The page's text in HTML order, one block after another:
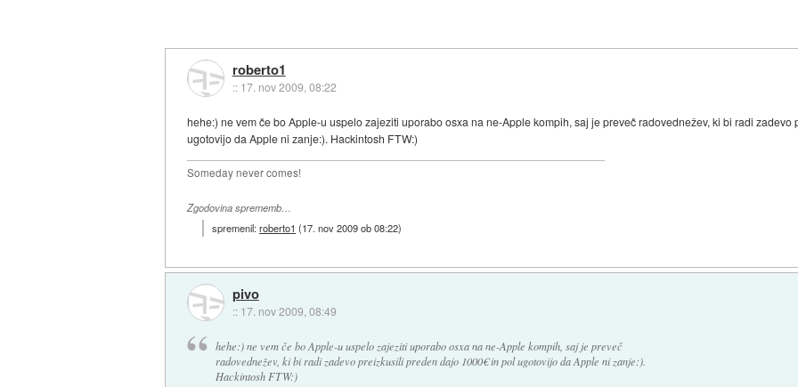
roberto1
:: 17. nov 2009, 08:22
hehe:) ne vem če bo Apple-u uspelo zajeziti uporabo osxa na ne-Apple kompih, saj je preveč radovednežev, ki bi radi
ugotovijo da Apple ni zanje:). Hackintosh FTW:)
Someday never comes!
Zgodovina sprememb…
spremenil:roberto1 (17. nov 2009 ob 08:22)
pivo
:: 17. nov 2009, 08:49
hehe:) ne vem če bo Apple-u uspelo zajeziti uporabo osxa na ne-Apple kompih, saj je preveč
radovednežev, ki bi radi zadevo preizkusili preden dajo 1000€ in pol ugotovijo da Apple ni zanje:).
Hackintosh FTW:)